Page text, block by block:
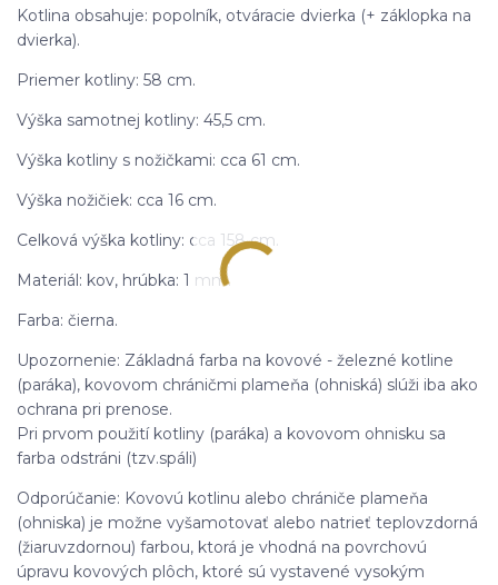
Kotlina obsahuje: popolník, otváracie dvierka (+ záklopka na
dvierka).
Priemer kotliny: 58 cm.
Výška samotnej kotliny: 45,5 cm.
Výška kotliny s nožičkami: cca 61 cm.
Výška nožičiek: cca 16 cm.
Celková výška kotliny: cca 158 cm.
Materiál: kov, hrúbka: 1 mm.
Farba: čierna.
Upozornenie: Základná farba na kovové - železné kotline
(paráka), kovovom chráničmi plameňa (ohniská) slúži iba ako
ochrana pri prenose.
Pri prvom použití kotliny (paráka) a kovovom ohnisku sa
farba odstráni (tzv.spáli)
Odporúčanie: Kovovú kotlinu alebo chrániče plameňa
(ohniska) je možne vyšamotovať alebo natrieť teplovzdorná
(žiaruvzdornou) farbou, ktorá je vhodná na povrchovú
úpravu kovových plôch, ktoré sú vystavené vysokým